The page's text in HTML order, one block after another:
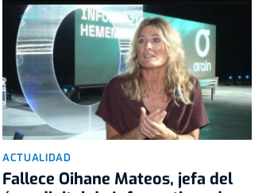
ACTUALIDAD
Fallece Oihane Mateos, jefa del